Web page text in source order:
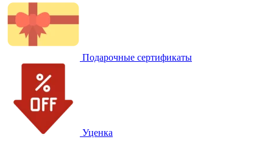
Подарочные сертификаты
Уценка